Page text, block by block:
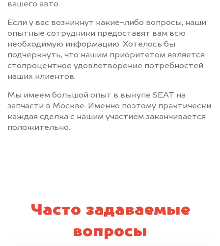
вашего авто.
Если у вас возникнут какие-либо вопросы, наши
опытные сотрудники предоставят вам всю
необходимую информацию. Хотелось бы
подчеркнуть, что нашим приоритетом является
стопроцентное удовлетворение потребностей
наших клиентов.
Мы имеем большой опыт в выкупе SEAT на
запчасти в Москве. Именно поэтому практически
каждая сделка с нашим участием заканчивается
положительно.
Часто задаваемые
вопросы